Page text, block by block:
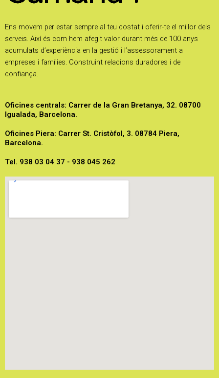
Ens movem per estar sempre al teu costat i oferir-te el millor dels
serveis. Així és com hem afegit valor durant més de 100 anys
acumulats d’experiència en la gestió i l’assessorament a
empreses i famílies. Construint relacions duradores i de
confiança.
Oficines centrals: Carrer de la Gran Bretanya, 32. 08700
Igualada, Barcelona.
Oficines Piera: Carrer St. Cristòfol, 3. 08784 Piera,
Barcelona.
Tel. 938 03 04 37 - 938 045 262